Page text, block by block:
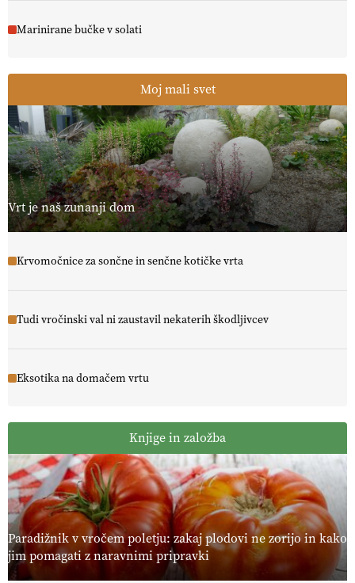
Marinirane bučke v solati
Moj mali svet
Vrt je naš zunanji dom
Krvomočnice za sončne in senčne kotičke vrta
Tudi vročinski val ni zaustavil nekaterih škodljivcev
Eksotika na domačem vrtu
Knjige in založba
Paradižnik v vročem poletju: zakaj plodovi ne zorijo in kako
jim pomagati z naravnimi pripravki